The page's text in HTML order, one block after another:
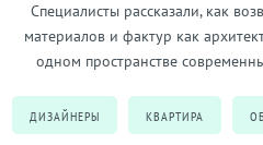
Специалисты рассказали, как
материалов и фактур как
одном пространстве
ДИЗАЙНЕРЫ КВАРТИРА